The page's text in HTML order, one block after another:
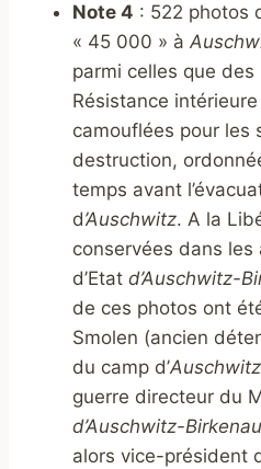
Note 4 : 522 photos
« 45 000 » à
parmi celles que
Résistance
camouflées pour les
destruction,
temps avant
d’Auschwitz. A la
conservées dans les
d’Etat d’Auschwitz-
de ces photos ont
Smolen (ancien
du camp d’Auschwitz
guerre directeur du
d’Auschwitz-Birkenau
alors vice-président